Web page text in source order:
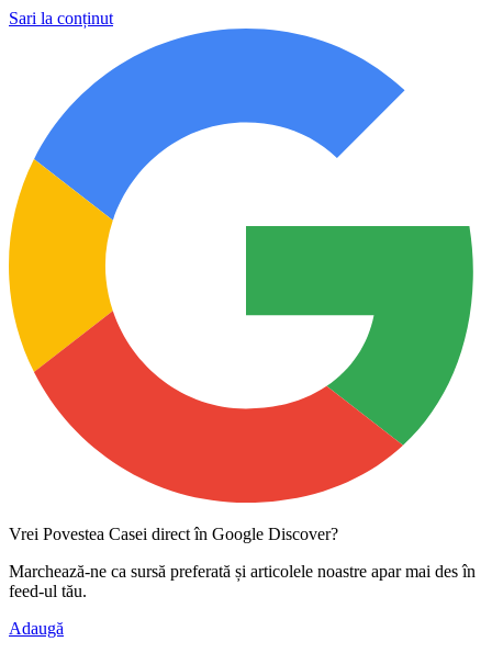
Sari la conținut
Vrei Povestea Casei direct în Google Discover?
Marchează-ne ca sursă preferată și articolele noastre apar mai des în
feed-ul tău.
Adaugă